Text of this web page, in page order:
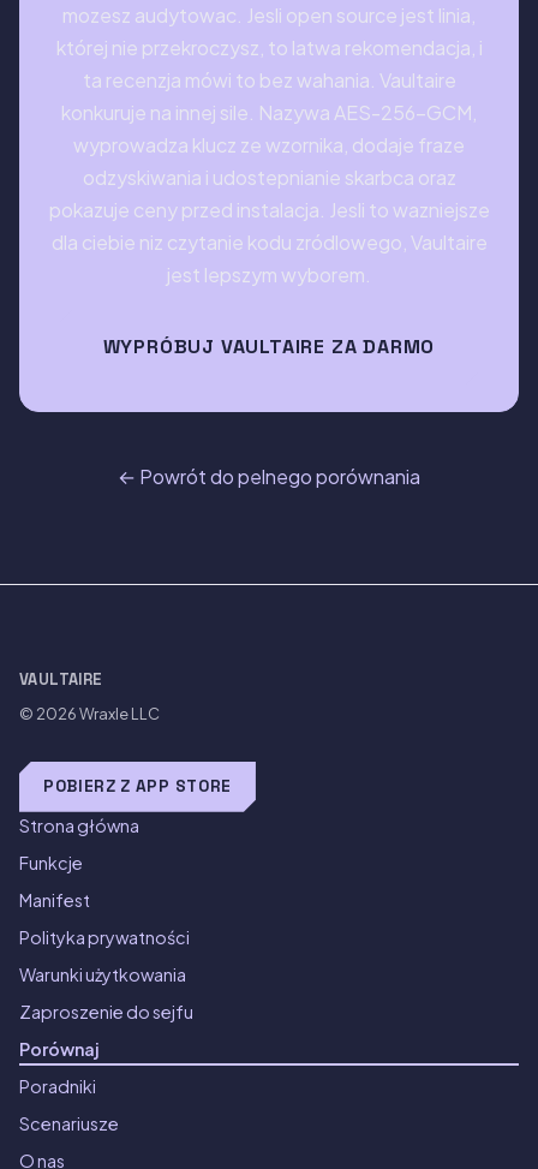
mozesz audytowac. Jesli open source jest linia,
której nie przekroczysz, to latwa rekomendacja, i
ta recenzja mówi to bez wahania. Vaultaire
konkuruje na innej sile. Nazywa AES-256-GCM,
wyprowadza klucz ze wzornika, dodaje fraze
odzyskiwania i udostepnianie skarbca oraz
pokazuje ceny przed instalacja. Jesli to wazniejsze
dla ciebie niz czytanie kodu zródlowego, Vaultaire
jest lepszym wyborem.
WYPRÓBUJ VAULTAIRE ZA DARMO
← Powrót do pelnego porównania
VAULTAIRE
© 2026Wraxle LLC
POBIERZ Z APP STORE
Strona główna
Funkcje
Manifest
Polityka prywatności
Warunki użytkowania
Zaproszenie do sejfu
Porównaj
Poradniki
Scenariusze
O nas